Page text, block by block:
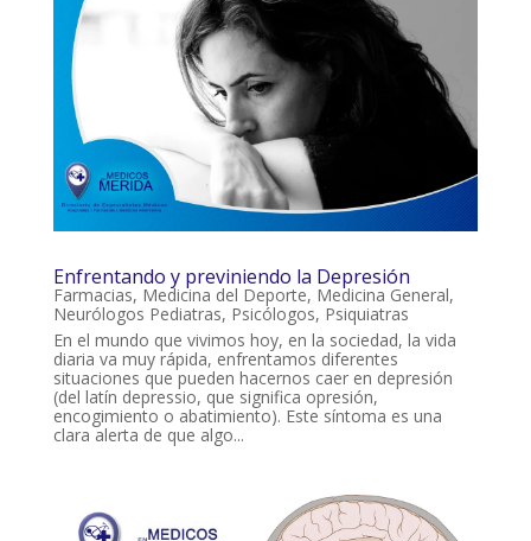
Enfrentando y previniendo la Depresión
Farmacias, Medicina del Deporte, Medicina General,
Neurólogos Pediatras, Psicólogos, Psiquiatras
En el mundo que vivimos hoy, en la sociedad, la vida
diaria va muy rápida, enfrentamos diferentes
situaciones que pueden hacernos caer en depresión
(del latín depressio, que significa opresión,
encogimiento o abatimiento). Este síntoma es una
clara alerta de que algo...